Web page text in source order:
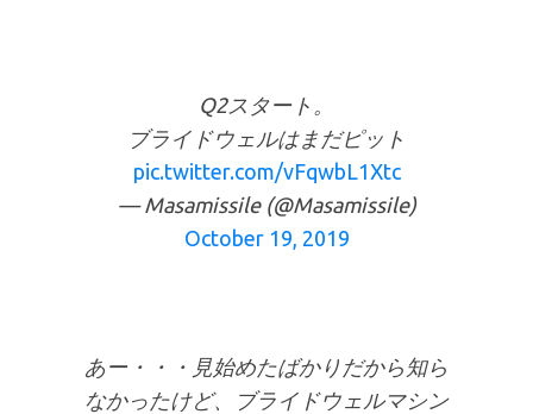
Q2スタート。
ブライドウェルはまだピット
pic.twitter.com/vFqwbL1Xtc
— Masamissile (@Masamissile)
October 19, 2019
あー・・・見始めたばかりだから知ら
なかったけど、ブライドウェルマシン